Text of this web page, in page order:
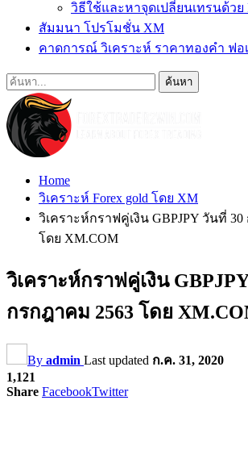
วิธีใช้และหาจุดเปลี่ยนเทรนด้วย
สัมมนา โปรโมชั่น XM
คาดการณ์ วิเคราะห์ ราคาทองคำ ฟอ
Home
วิเคราะห์ Forex gold โดย XM
วิเคราะห์กราฟคู่เงิน GBPJPY วันที่
โดย XM.COM
วิเคราะห์กราฟคู่เงิน
กรกฎาคม 2563 โดย
By admin Last updated ก.ค. 31, 2020
1,121
Share FacebookTwitter